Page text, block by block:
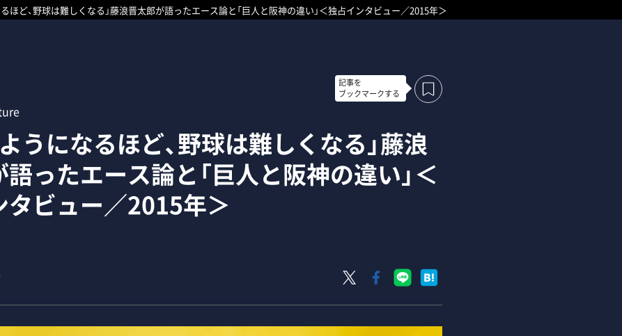
ほど、野球は難しくなる」藤浪晋太郎が語ったエース論と「巨人と阪神の違い」＜独占インタビュー／2015年＞
記事を
ブックマークする
うになるほど、野球は難しくなる」藤浪
ったエース論と「巨人と阪神の違い」＜
タビュー／2015年＞